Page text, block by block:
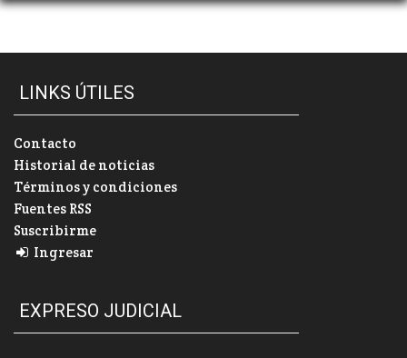
LINKS ÚTILES
Contacto
Historial de noticias
Términos y condiciones
Fuentes RSS
Suscribirme
Ingresar
EXPRESO JUDICIAL